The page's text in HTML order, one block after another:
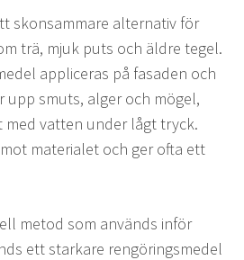
skonsammare alternativ för
trä, mjuk puts och äldre tegel.
appliceras på fasaden och
upp smuts, alger och mögel,
med vatten under lågt tryck.
materialet och ger ofta ett
metod som används inför
ett starkare rengöringsmedel